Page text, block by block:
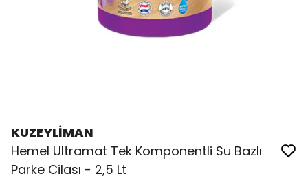
KUZEYLİMAN
Hemel Ultramat Tek Komponentli Su Bazlı
Parke Cilası - 2,5 Lt